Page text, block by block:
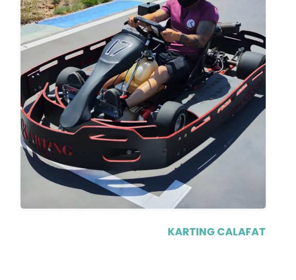
KARTING CALAFAT